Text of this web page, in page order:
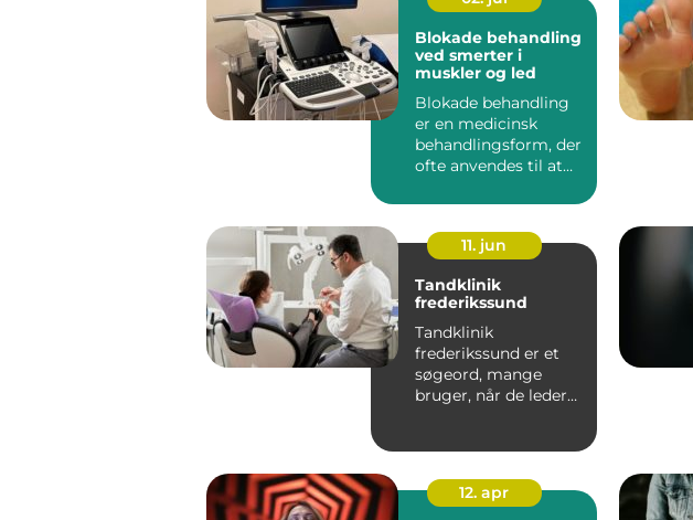
Blokade behandling
ved smerter i
muskler og led
Blokade behandling
er en medicinsk
behandlingsform, der
ofte anvendes til at
s...
11. jun
Tandklinik
frederikssund
Tandklinik
frederikssund er et
søgeord, mange
bruger, når de leder
12. apr